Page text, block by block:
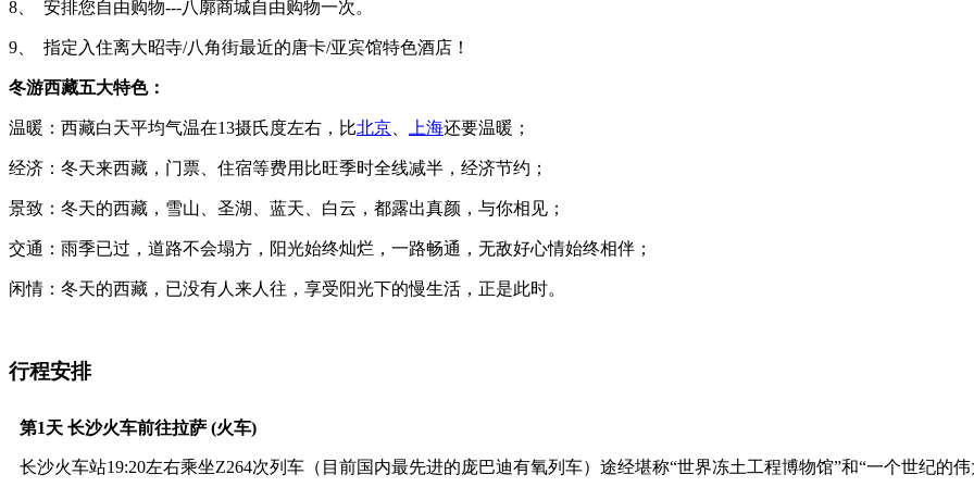
8 安排您自由购物---八廓商城自由购物一次。
9 指定入住离大昭寺/八角街最近的唐卡/亚宾馆特色酒店！
冬游西藏五大特色：
温暖：西藏白天平均气温在13摄氏度左右，比北京 上海还要温暖；
经济：冬天来西藏，门票、住宿等费用比旺季时全线减半，经济节约；
景致：冬天的西藏，雪山、圣湖、蓝天、白云，都露出真颜，与你相见；
交通：雨季已过，道路不会塌方，阳光始终灿烂，一路畅通，无敌好心情始终相伴；
闲情：冬天的西藏，已没有人来人往，享受阳光下的慢生活，正是此时。
行程安排
第1天 长沙火车前往拉萨 (火车)
长沙火车站19:20左右乘坐Z264次列车（目前国内最先进的庞巴迪有氧列车）途经堪称“世界冻土工程博物馆”和“一个世纪的